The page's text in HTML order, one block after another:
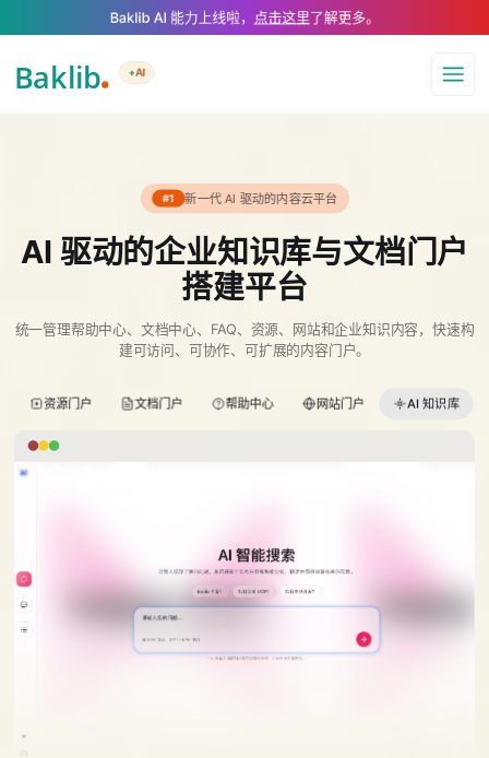
A Markdown version of this page is available at https://
Baklib AI 能力上线啦， 点击这里了解更多。
+AI
导航
#1 新一代 AI 驱动的内容云平台
AI 驱动的企业知识库与文档门户
搭建平台
统一管理帮助中心、文档中心、FAQ、资源、网站和企业知识内容，快速构
建可访问、可协作、可扩展的内容门户。
资源门户 文档门户 帮助中心 网站门户 AI 知识库